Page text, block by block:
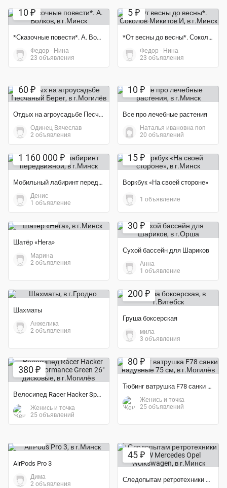
10 ₽
*Сказочные повести*. А. Волков
Федор - Нина
23 объявления
5 ₽
*От весны до весны*. Соколов-Микитов И
Федор - Нина
23 объявления
60 ₽
Отдых на агроусадьбе Песчаный Берег
Одинец Вячеслав
2 объявления
10 ₽
Все про лечебные растения
Наталья ивановна поп
20 объявлений
1 160 000 ₽
Мобильный лабиринт передвижной
Денис
1 объявление
15 ₽
Воркбук «На своей стороне»
1 объявление
Экономия 30%
Шатёр «Нега»
Марина
2 объявления
30 ₽
Сухой бассейн для Шариков
Анна
1 объявление
Шахматы
Анжелика
2 объявления
200 ₽
Груша боксерская
мила
3 объявления
380 ₽
Велосипед Racer Hacker Sport Performance Green 26" дисковые
Женись и точка
25 объявлений
80 ₽
Тюбинг ватрушка F78 санки надувные 75 см
Женись и точка
25 объявлений
Экономия 49%
AirPods Pro 3
Дима
2 объявления
45 ₽
Следопытам ретротехники BMW Mercedes Opel Wolkswagen